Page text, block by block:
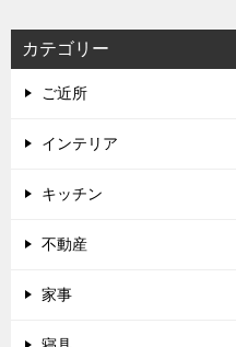
カテゴリー
ご近所
インテリア
キッチン
不動産
家事